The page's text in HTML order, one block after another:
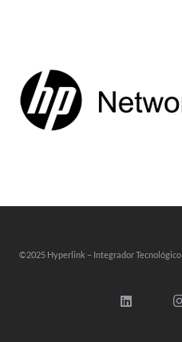
©2025 Hyperlink – Integrador Tecnológico